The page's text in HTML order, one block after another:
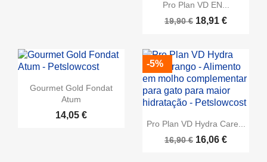
Pro Plan VD EN...
19,90 € 18,91 €
Gourmet Gold Fondat
Atum
14,05 €
Pro Plan VD Hydra Care...
16,90 € 16,06 €
-5%